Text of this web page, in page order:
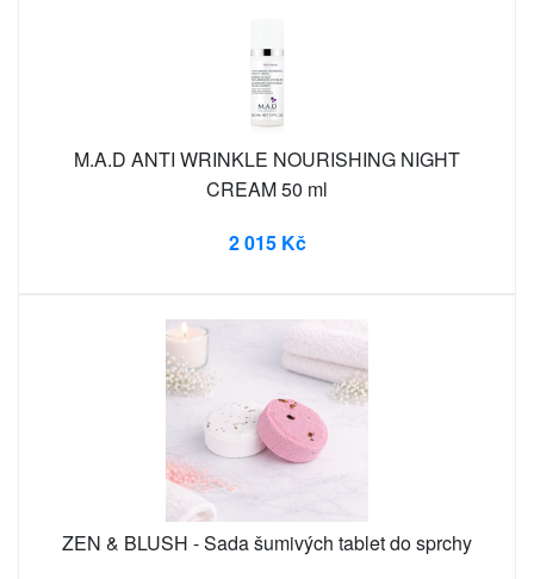
M.A.D ANTI WRINKLE NOURISHING NIGHT
CREAM 50 ml
2 015 Kč
ZEN & BLUSH - Sada šumivých tablet do sprchy